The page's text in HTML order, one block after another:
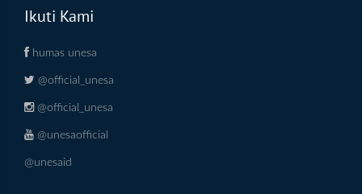
Ikuti Kami
humas unesa
@official_unesa
@official_unesa
@unesaofficial
@unesaid